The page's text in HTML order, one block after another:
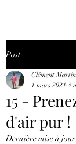
Post
15 -
d'air pur !
Clément Martin
1 mars 2021 4
Dernière mise à